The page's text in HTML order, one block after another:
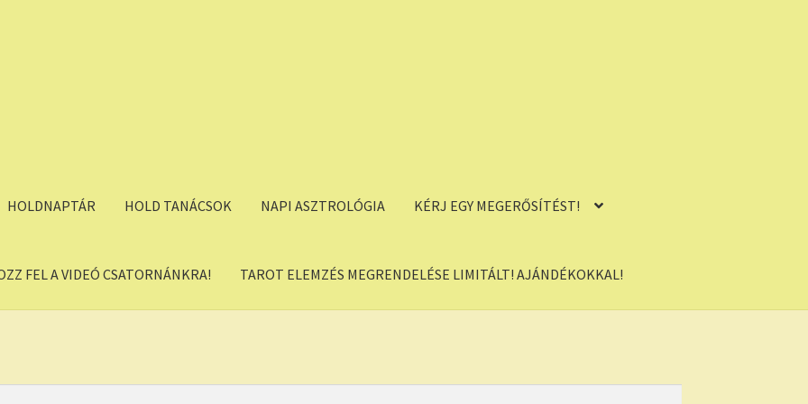
HOLDNAPTÁR HOLD TANÁCSOK NAPI ASZTROLÓGIA KÉRJ EGY MEGERŐSÍTÉST!
FEL A VIDEÓ CSATORNÁNKRA! TAROT ELEMZÉS MEGRENDELÉSE LIMITÁLT! AJÁNDÉKOKKAL!